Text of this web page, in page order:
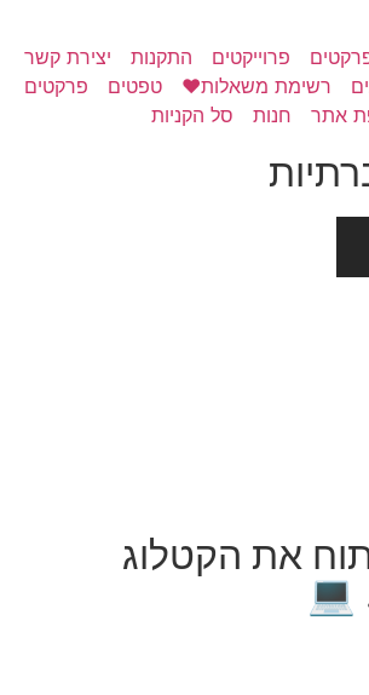
פרוייקטים התקנות
יצירת קשר
רשימת משאלות❤️ טפטים
פרקטים
אתר
חנות סל הקניות
את הקטלוג